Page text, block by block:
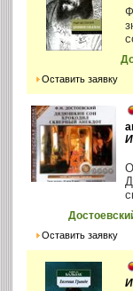
Оставить заявку
Оставить заявку